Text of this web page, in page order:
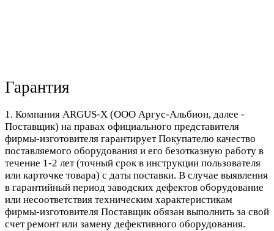
Гарантия
1. Компания ARGUS-X (ООО Аргус-Альбион, далее -
Поставщик) на правах официального представителя
фирмы-изготовителя гарантирует Покупателю качество
поставляемого оборудования и его безотказную работу в
течение 1-2 лет (точный срок в инструкции пользователя
или карточке товара) с даты поставки. В случае выявления
в гарантийный период заводских дефектов оборудование
или несоответствия техническим характеристикам
фирмы-изготовителя Поставщик обязан выполнить за свой
счет ремонт или замену дефективного оборудования.